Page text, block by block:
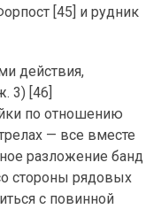
[45] и рудник
действия,
3) [46]
по отношению
— все вместе
разложение банд
стороны рядовых
с повинной